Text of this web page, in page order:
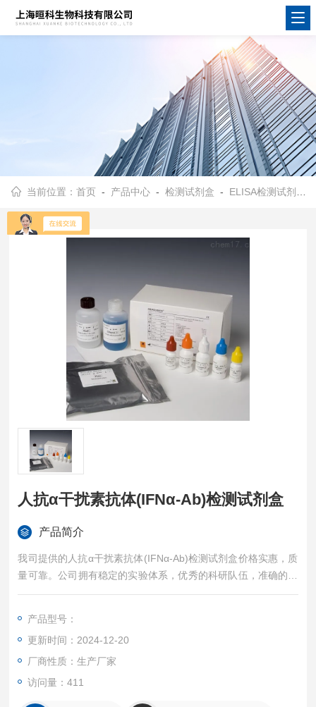
当前位置：首页 - 产品中心 -检测试剂盒 - ELISA检测试剂盒
人抗α干扰素抗体(IFNα-Ab)检测试剂盒
产品简介
我司提供的人抗α干扰素抗体(IFNα-Ab)检测试剂盒价格实惠，质
量可靠。公司拥有稳定的实验体系，优秀的科研队伍，准确的实
验结果，是您值得信赖的合作伙伴，凡购买我司的试剂盒产品都
产品型号：
更新时间：2024-12-20
厂商性质：生产厂家
访问量：411